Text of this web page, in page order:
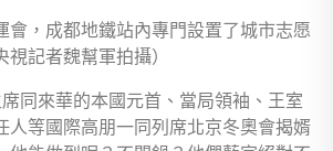
，成都地鐵站內專門設置了城市志愿
記者魏幫軍拍攝）
同來華的本國元首、當局領袖、王室
人等國際高朋一同列席北京冬奧會揭婿